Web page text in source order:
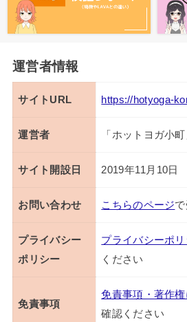
運営者情報
サイトURL https://hotyoga-
運営者 「ホットヨガ小
サイト開設日 2019年11月10日
お問い合わせ こちらのページ
プライバシー
ポリシー
プライバシーポ
ください
免責事項
免責事項・著作
確認ください